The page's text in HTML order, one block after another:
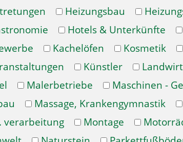
Heizungsbau
Hotels & Unterkünfte
Kachelöfen Kosmetik
Künstler
Malerbetriebe
Maschinen -
Massage, Krankengymnastik
verarbeitung
Montage